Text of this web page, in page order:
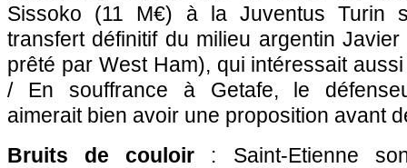
Sissoko (11 M€) à la Juventus Turin
transfert définitif du milieu argentin
prêté par West Ham), qui intéressait
/ En souffrance à Getafe, le
aimerait bien avoir une proposition avant
Bruits de couloir : Saint-Etienne